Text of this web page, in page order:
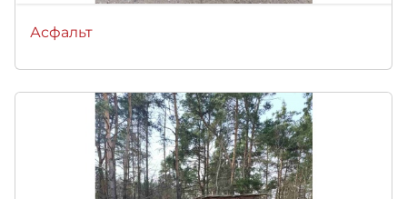
Асфальт